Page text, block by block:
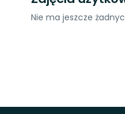
Nie ma jeszcze